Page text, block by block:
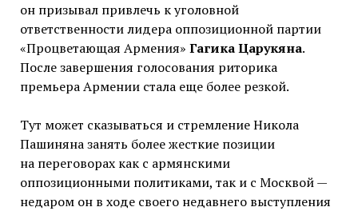
он призывал привлечь к уголовной
ответственности лидера оппозиционной партии
«Процветающая Армения» Гагика Царукяна.
После завершения голосования риторика
премьера Армении стала еще более резкой.
Тут может сказываться и стремление Никола
Пашиняна занять более жесткие позиции
на переговорах как с армянскими
оппозиционными политиками, так и с Москвой —
недаром он в ходе своего недавнего выступления